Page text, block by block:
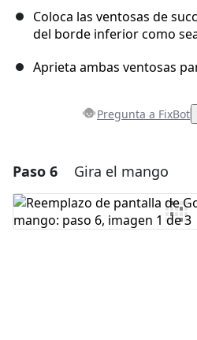
Coloca las ventosas de
del borde inferior como
Aprieta ambas ventosas
Pregunta a FixBot
Agregar un
Agregar Comentario
Paso 6 Gira el mango